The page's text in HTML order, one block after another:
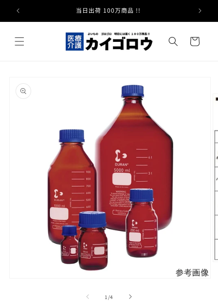
ンツに
進む
当日出荷 100万商品 !!
ー
報にス
キップ
1 /の
4